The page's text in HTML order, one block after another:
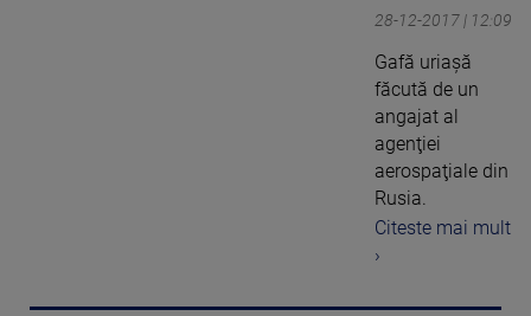
28-12-2017 | 12:09
Gafă uriaşă
făcută de un
angajat al
agenţiei
aerospaţiale din
Rusia.
Citeste mai mult
›